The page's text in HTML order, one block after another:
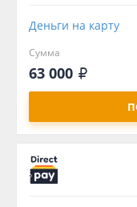
Деньги на карту
Сумма
63 000